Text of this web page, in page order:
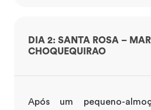
DIA 2: SANTA ROSA –
CHOQUEQUIRAO
Após um pequeno-